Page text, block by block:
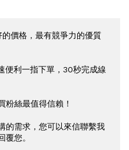
價格，最有競爭力的優質
便利一指下單，30秒完成線
粉絲最值得信賴！
的需求，您可以來信聯繫我
覆您。